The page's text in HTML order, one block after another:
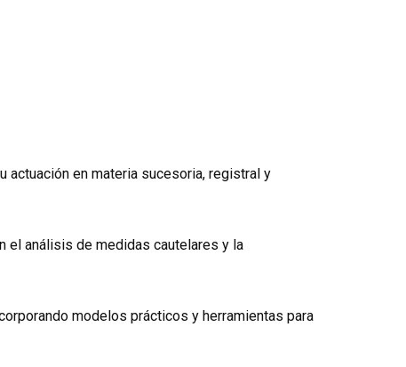
actuación en materia sucesoria, registral y
el análisis de medidas cautelares y la
modelos prácticos y herramientas para